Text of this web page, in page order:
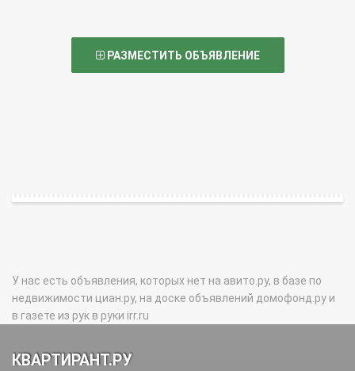
РАЗМЕСТИТЬ ОБЪЯВЛЕНИЕ
У нас есть объявления, которых нет на авито.ру, в базе по
недвижимости циан.ру, на доске объявлений домофонд.ру и
в газете из рук в руки irr.ru
КВАРТИРАНТ.РУ